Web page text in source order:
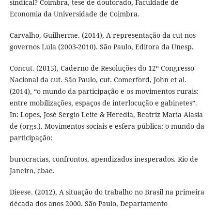
sindical? Coimbra, tese de doutorado, Faculdade de
Economia da Universidade de Coimbra.
Carvalho, Guilherme. (2014), A representação da cut nos
governos Lula (2003-2010). São Paulo, Editora da Unesp.
Concut. (2015), Caderno de Resoluções do 12º Congresso
Nacional da cut. São Paulo, cut. Comerford, John et al.
(2014), “o mundo da participação e os movimentos rurais:
entre mobilizações, espaços de interlocução e gabinetes”.
In: Lopes, José Sergio Leite & Heredia, Beatriz Maria Alasia
de (orgs.). Movimentos sociais e esfera pública: o mundo da
participação:
burocracias, confrontos, apendizados inesperados. Rio de
Janeiro, cbae.
Dieese. (2012), A situação do trabalho no Brasil na primeira
década dos anos 2000. São Paulo, Departamento